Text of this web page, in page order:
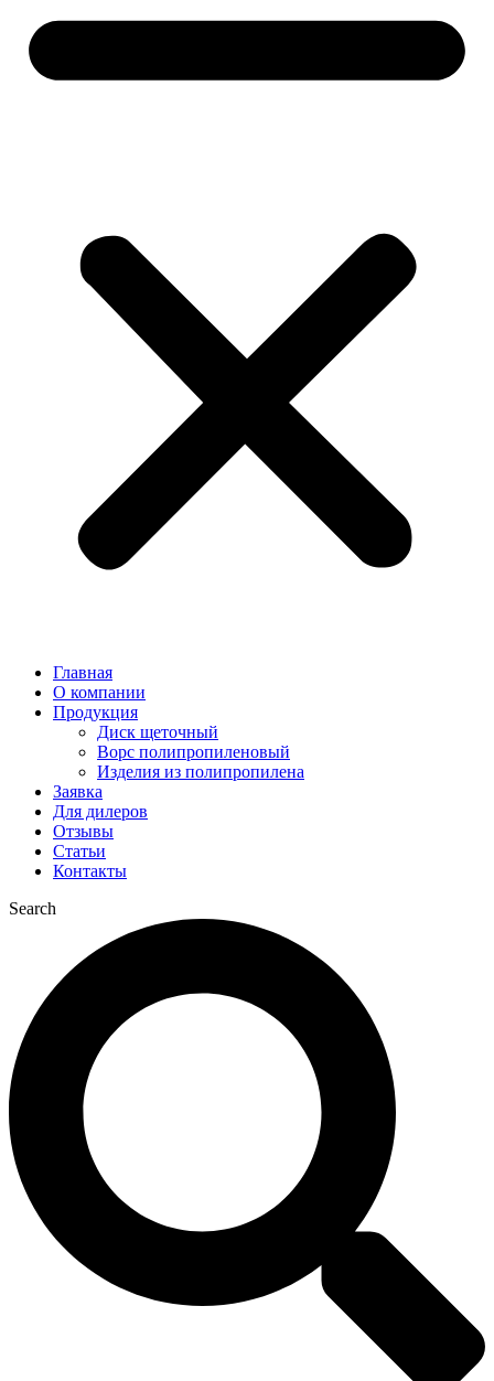
Главная
О компании
Продукция
Диск щеточный
Ворс полипропиленовый
Изделия из полипропилена
Заявка
Для дилеров
Отзывы
Статьи
Контакты
Search